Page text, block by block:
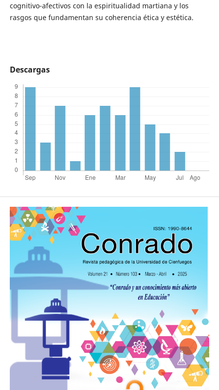
cognitivo-afectivos con la espiritualidad martiana y los
rasgos que fundamentan su coherencia ética y estética.
Descargas